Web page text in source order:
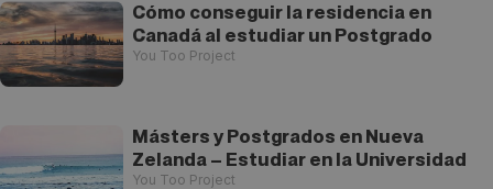
Cómo conseguir la residencia en
Canadá al estudiar un Postgrado
You Too Project
Másters y Postgrados en Nueva
Zelanda – Estudiar en la Universidad
You Too Project